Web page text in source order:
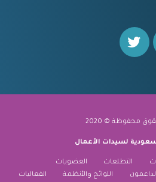
محفوظة © 2020
لسيدات الأعمال
التطلعات
العضويات
اللوائح والأنظمة الفعاليات